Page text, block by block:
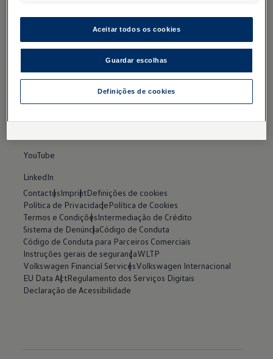
Pedido de contacto
Pesquisa de Concessionários
REDES SOCIAIS
YouTube
LinkedIn
ContactosImprintDefinições de cookies
Política de PrivacidadePolítica de Cookies
Termos e CondiçõesIntermediação de Crédito
Sistema de DenúnciaCódigo de Conduta
Código de Conduta para Parceiros Comerciais
Instruções gerais de segurançaWLTP
Volkswagen Financial ServicesVolkswagen Internacional
EU Data ActRegulamento dos Serviços Digitais
Declaração de Acessibilidade
Aceitar todos os cookies
Guardar escolhas
Definições de cookies